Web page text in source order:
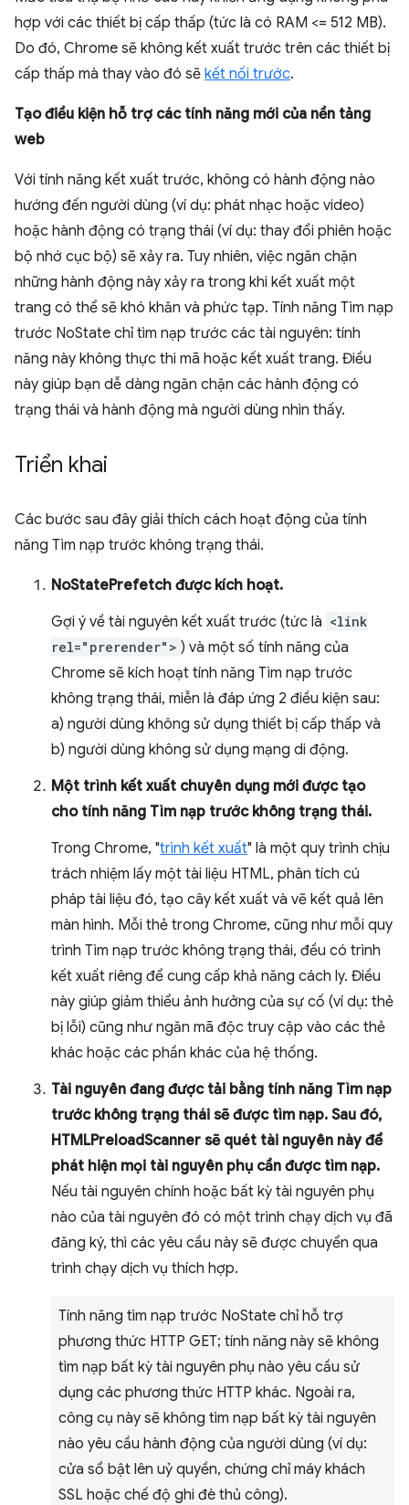
hợp với các thiết bị cấp thấp (tức là có RAM <= 512 MB).
Do đó, Chrome sẽ không kết xuất trước trên các thiết bị
cấp thấp mà thay vào đó sẽ kết nối trước.
Tạo điều kiện hỗ trợ các tính năng mới của nền tảng
web
Với tính năng kết xuất trước, không có hành động nào
hướng đến người dùng (ví dụ: phát nhạc hoặc video)
hoặc hành động có trạng thái (ví dụ: thay đổi phiên hoặc
bộ nhớ cục bộ) sẽ xảy ra. Tuy nhiên, việc ngăn chặn
những hành động này xảy ra trong khi kết xuất một
trang có thể sẽ khó khăn và phức tạp. Tính năng Tìm nạp
trước NoState chỉ tìm nạp trước các tài nguyên: tính
năng này không thực thi mã hoặc kết xuất trang. Điều
này giúp bạn dễ dàng ngăn chặn các hành động có
trạng thái và hành động mà người dùng nhìn thấy.
Triển khai
Các bước sau đây giải thích cách hoạt động của tính
năng Tìm nạp trước không trạng thái.
NoStatePrefetch được kích hoạt.
Gợi ý về tài nguyên kết xuất trước (tức là <link
rel="prerender"> ) và một số tính năng của
Chrome sẽ kích hoạt tính năng Tìm nạp trước
không trạng thái, miễn là đáp ứng 2 điều kiện sau:
a) người dùng không sử dụng thiết bị cấp thấp và
b) người dùng không sử dụng mạng di động.
Một trình kết xuất chuyên dụng mới được tạo
cho tính năng Tìm nạp trước không trạng thái.
Trong Chrome, "trình kết xuất" là một quy trình chịu
trách nhiệm lấy một tài liệu HTML, phân tích cú
pháp tài liệu đó, tạo cây kết xuất và vẽ kết quả lên
màn hình. Mỗi thẻ trong Chrome, cũng như mỗi quy
trình Tìm nạp trước không trạng thái, đều có trình
kết xuất riêng để cung cấp khả năng cách ly. Điều
này giúp giảm thiểu ảnh hưởng của sự cố (ví dụ: thẻ
bị lỗi) cũng như ngăn mã độc truy cập vào các thẻ
khác hoặc các phần khác của hệ thống.
Tài nguyên đang được tải bằng tính năng Tìm nạp
trước không trạng thái sẽ được tìm nạp. Sau đó,
HTMLPreloadScanner sẽ quét tài nguyên này để
phát hiện mọi tài nguyên phụ cần được tìm nạp.
Nếu tài nguyên chính hoặc bất kỳ tài nguyên phụ
nào của tài nguyên đó có một trình chạy dịch vụ đã
đăng ký, thì các yêu cầu này sẽ được chuyển qua
trình chạy dịch vụ thích hợp.
Tính năng tìm nạp trước NoState chỉ hỗ trợ
phương thức HTTP GET; tính năng này sẽ không
tìm nạp bất kỳ tài nguyên phụ nào yêu cầu sử
dụng các phương thức HTTP khác. Ngoài ra,
công cụ này sẽ không tìm nạp bất kỳ tài nguyên
nào yêu cầu hành động của người dùng (ví dụ:
cửa sổ bật lên uỷ quyền, chứng chỉ máy khách
SSL hoặc chế độ ghi đè thủ công).